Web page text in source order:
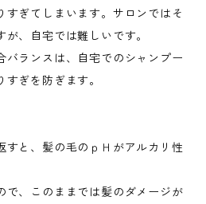
すぎてしまいます。サロンではそ
、自宅では難しいです。
バランスは、自宅でのシャンプー
ぎを防ぎます。
すと、髪の毛のｐＨがアルカリ性
で、このままでは髪のダメージが